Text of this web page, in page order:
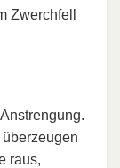
Zwerchfell
raus,